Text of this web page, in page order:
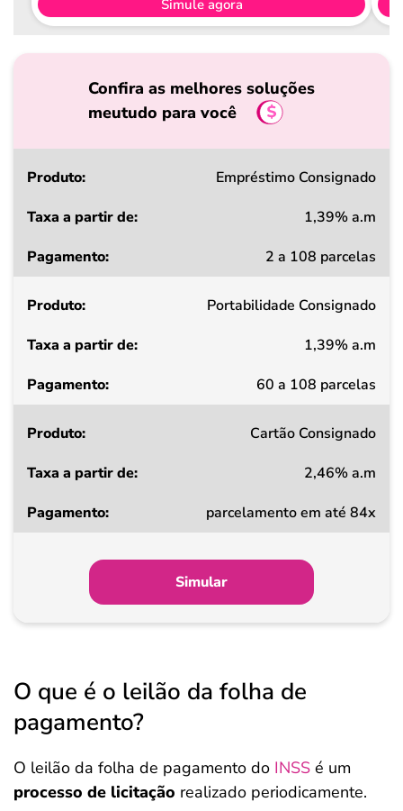
Simule agora
Confira as melhores soluções
meutudo para você
Produto
a
de
Pagamento
Empréstimo Consignado
1,39% a.m
2 a 108 parcelas
Portabilidade Consignado
1,39% a.m
60 a 108 parcelas
Cartão Consignado
2,46% a.m
parcelamento em até 84x
Simular
O que é o leilão da folha de
pagamento?
O leilão da folha de pagamento do INSS é um
processo de licitação realizado periodicamente.